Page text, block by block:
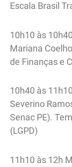
Escala Brasil
10h10 às
Mariana
de Finanças e
10h40 às
Severino
Senac PE).
(LGPD)
11h10 às 12h